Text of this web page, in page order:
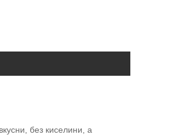
без киселини, а